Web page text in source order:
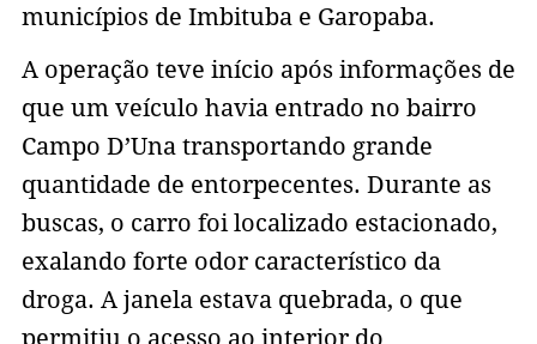
municípios de Imbituba e Garopaba.
A operação teve início após informações de
que um veículo havia entrado no bairro
Campo D’Una transportando grande
quantidade de entorpecentes. Durante as
buscas, o carro foi localizado estacionado,
exalando forte odor característico da
droga. A janela estava quebrada, o que
permitiu o acesso ao interior do